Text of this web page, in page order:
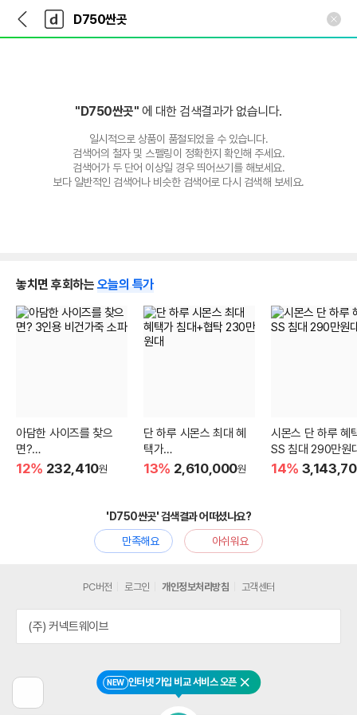
다
나
와
가
다
와
"D750싼곳" 에 대한 검색결과가 없습니다.
일시적으로 상품이 품절되었을 수 있습니다.
검색어의 철자 및 스펠링이 정확한지 확인해 주세요.
검색어가 두 단어 이상일 경우 띄어쓰기를 해보세요.
보다 일반적인 검색어나 비슷한 검색어로 다시 검색해 보세요.
놓치면 후회하는 오늘의 특가
아담한 사이즈를 찾으
면?
3인용 비건가죽 소파
12% 232,410원
단 하루 시몬스 최대 혜
택가
침대+협탁 230만원대
13% 2,610,000원
시몬스 단 하루 혜
SS 침대 290만원
14%
'D750싼곳' 검색결과 어떠셨나요?
만족해요
아쉬워요
전
NEW 인터넷 가입 비교 서비스 오픈 닫기
PC버전 로그인 개인정보처리방침 고객센터
(주) 커넥트웨이브